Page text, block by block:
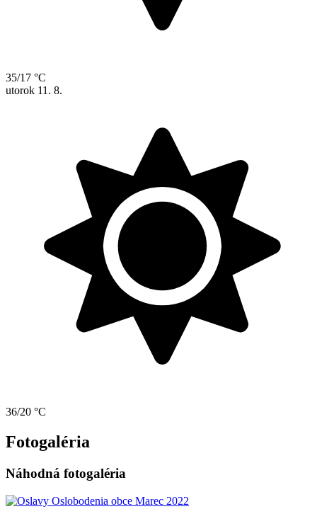
35/17 °C
utorok 11. 8.
36/20 °C
Fotogaléria
Náhodná fotogaléria